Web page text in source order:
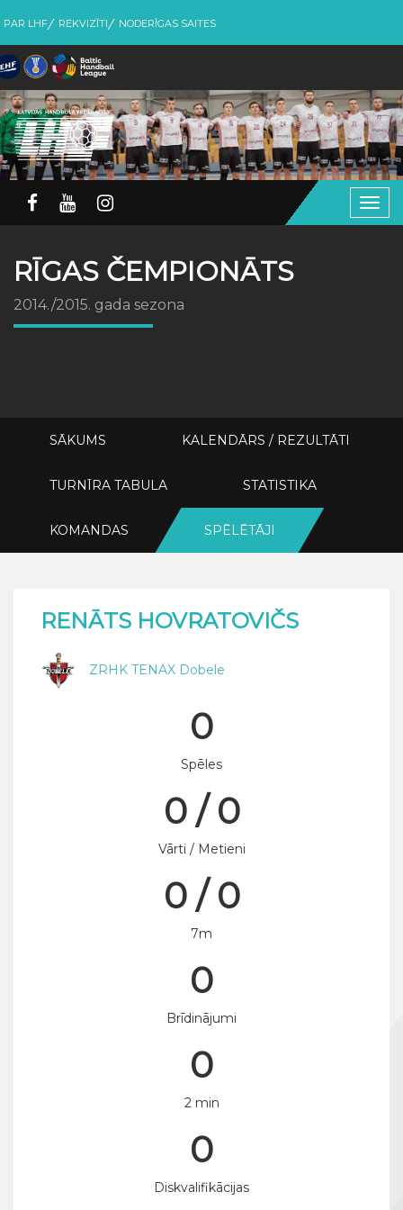
PAR LHF REKVIZĪTI NODERĪGAS SAITES
RĪGAS ČEMPIONĀTS
2014./2015. gada sezona
SĀKUMS KALENDĀRS / REZULTĀTI
TURNĪRA TABULA STATISTIKA
KOMANDAS SPĒLĒTĀJI
RENĀTS HOVRATOVIČS
ZRHK TENAX Dobele
0
Spēles
0 / 0
Vārti / Metieni
0 / 0
7m
0
Brīdinājumi
0
2 min
0
Diskvalifikācijas